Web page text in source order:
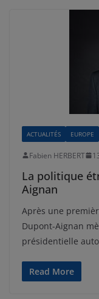
ACTUALITÉS EUROPE
Fabien HERBERT
La politique
Aignan
Après une
Dupont-Aignan
présidentielle
Read More